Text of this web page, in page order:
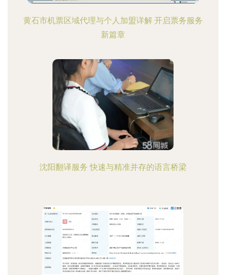
黄石市机票区域代理与个人加盟详解 开启票务服务
新篇章
沈阳翻译服务 快速与精准并存的语言桥梁